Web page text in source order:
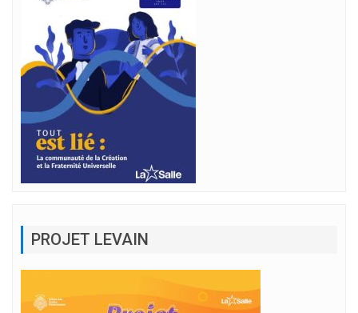
PROJET LEVAIN